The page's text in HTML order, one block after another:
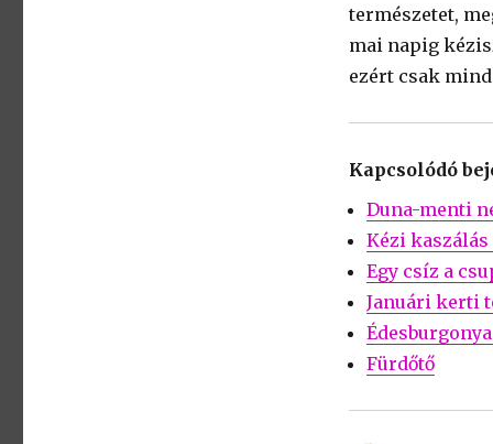
természetet,
mai napig
ezért csak
Kapcsolódó
Duna-menti
Kézi
Egy csíz a
Januári kerti
Fürdőtő